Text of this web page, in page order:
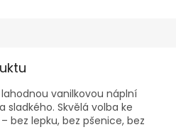
vanilkovou náplní
Skvělá volba ke
bez lepku, bez pšenice, bez